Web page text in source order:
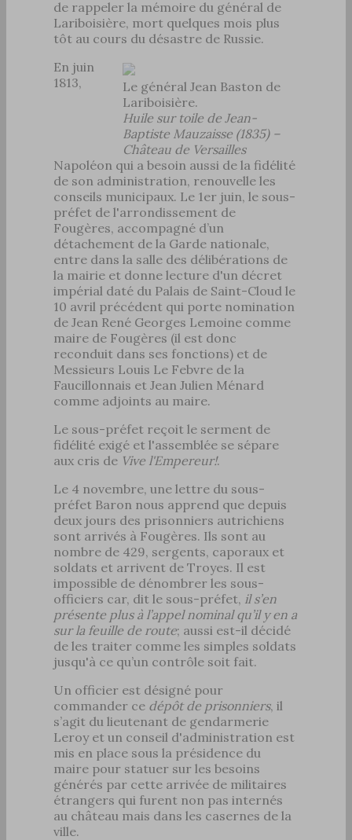
de rappeler la mémoire du général de
Lariboisière, mort quelques mois plus
tôt au cours du désastre de Russie.
Le général Jean Baston de
Lariboisière.
Huile sur toile de Jean-
Baptiste Mauzaisse (1835) –
Château de Versailles
En juin
1813,
Napoléon qui a besoin aussi de la fidélité
de son administration, renouvelle les
conseils municipaux. Le 1er juin, le sous-
préfet de l'arrondissement de
Fougères, accompagné d’un
détachement de la Garde nationale,
entre dans la salle des délibérations de
la mairie et donne lecture d'un décret
impérial daté du Palais de Saint-Cloud le
10 avril précédent qui porte nomination
de Jean René Georges Lemoine comme
maire de Fougères (il est donc
reconduit dans ses fonctions) et de
Messieurs Louis Le Febvre de la
Faucillonnais et Jean Julien Ménard
comme adjoints au maire.
Le sous-préfet reçoit le serment de
fidélité exigé et l'assemblée se sépare
aux cris de Vive l'Empereur!.
Le 4 novembre, une lettre du sous-
préfet Baron nous apprend que depuis
deux jours des prisonniers autrichiens
sont arrivés à Fougères. Ils sont au
nombre de 429, sergents, caporaux et
soldats et arrivent de Troyes. Il est
impossible de dénombrer les sous-
officiers car, dit le sous-préfet, il s’en
présente plus à l’appel nominal qu’il y en a
sur la feuille de route; aussi est-il décidé
de les traiter comme les simples soldats
jusqu'à ce qu’un contrôle soit fait.
Un officier est désigné pour
commander ce dépôt de prisonniers, il
s’agit du lieutenant de gendarmerie
Leroy et un conseil d'administration est
mis en place sous la présidence du
maire pour statuer sur les besoins
générés par cette arrivée de militaires
étrangers qui furent non pas internés
au château mais dans les casernes de la
ville.